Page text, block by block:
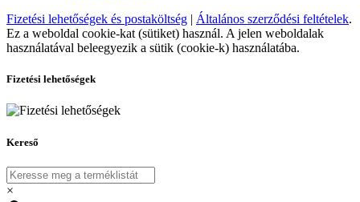
Fizetési lehetőségek és postaköltség | Általános szerződési feltételek.
Ez a weboldal cookie-kat (sütiket) használ. A jelen weboldalak
használatával beleegyezik a sütik (cookie-k) használatába.
Fizetési lehetőségek
Kereső
×